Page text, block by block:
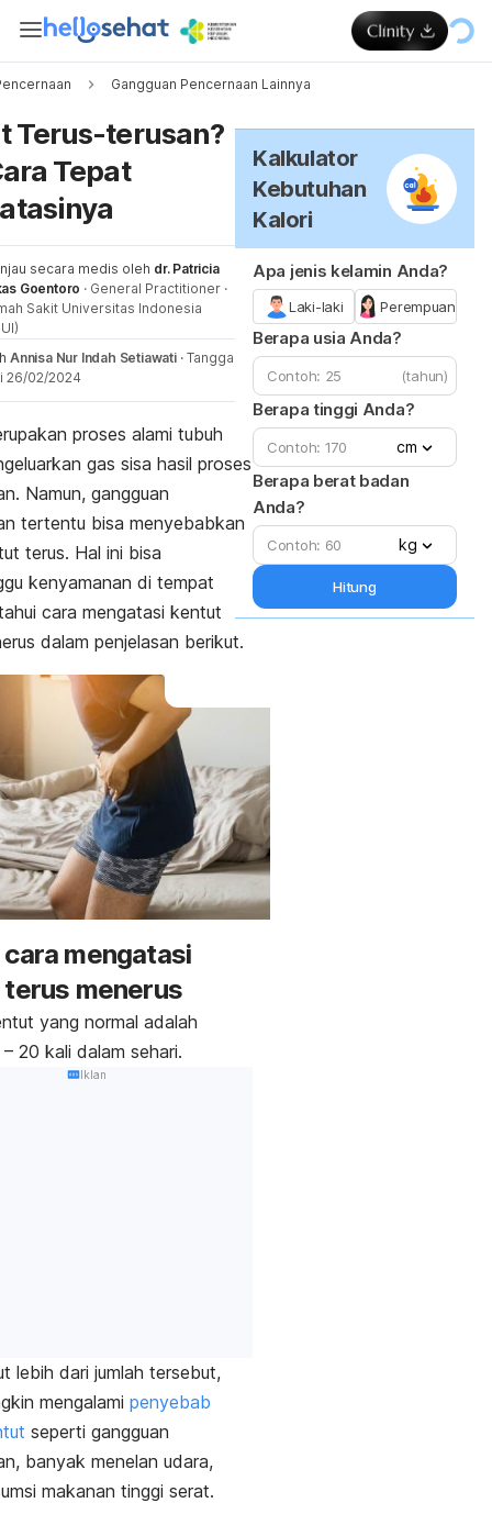
Gangguan Pencernaan Lainnya
Terus-terusan?
Tepat
secara medis oleh dr. Patricia
Goentoro · General Practitioner ·
Sakit Universitas Indonesia
Annisa Nur Indah Setiawati · Tanggal
26/02/2024
proses alami tubuh
gas sisa hasil proses
Namun, gangguan
tertentu bisa menyebabkan
terus. Hal ini bisa
kenyamanan di tempat
cara mengatasi kentut
dalam penjelasan berikut.
mengatasi
menerus
yang normal adalah
20 kali dalam sehari.
Iklan
lebih dari jumlah tersebut,
mengalami penyebab
seperti gangguan
banyak menelan udara,
makanan tinggi serat.
Kalkulator
Kebutuhan
Kalori
Apa jenis kelamin Anda?
Laki-laki Perempuan
Berapa usia Anda?
(tahun)
Berapa tinggi Anda?
cm
Berapa berat badan
Anda?
kg
Hitung